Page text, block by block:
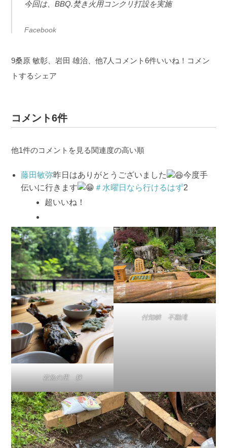
今回は、BBQ.焚き火用コンクリ打設を実施
Facebook
9桑原 敏彰、岩田 雄治、他7人コメント6件いいね！コメン
トするシェア
コメント6件
他1件のコメントを見る関連度の高い順
藤田敏弥昨日はありがとうございました
今度手
伝いに行きます
＃水曜日なら行けるはず2
超いいね！
岩魚の里 狭
付知峡 不動滝